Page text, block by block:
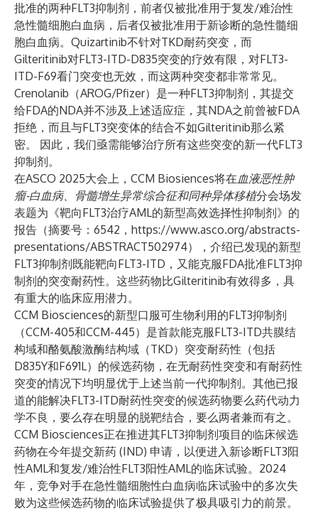
批准的两种FLT3抑制剂，前者仅被批准用于复发/难治性
急性髓细胞白血病，后者仅被批准用于新诊断的急性髓细
胞白血病。Quizartinib不针对TKD耐药突变，而
Gilteritinib对FLT3-ITD-D835突变的疗效有限，对FLT3-
ITD-F69看门突变也无效，而这两种突变都非常常见。
Crenolanib（AROG/Pfizer）是一种FLT3抑制剂，其提交
给FDA的NDA并不涉及上述适应症，其NDA之前曾被FDA
拒绝，而且与FLT3突变体的结合不如Gilteritinib那么紧
密。 因此，我们亟需能够治疗所有这些突变的新一代FLT3
抑制剂。
在ASCO 2025大会上，CCM Biosiences将在血液恶性肿
瘤-白血病、骨髓增生异常综合征和同种异体移植分会场发
表题为《靶向FLT3治疗AML的新型高效选择性抑制剂》的
报告（摘要号：6542， https://www.asco.org/abstracts-
presentations/ABSTRACT502974），介绍已发现的新型
FLT3抑制剂既能靶向FLT3-ITD，又能克服FDA批准FLT3抑
制剂的突变耐药性。这些药物比Gilteritinib有效得多，具
有重大的临床应用潜力。
CCM Biosciences的新型口服可生物利用的FLT3抑制剂
（CCM-405和CCM-445）是首款能克服FLT3-ITD共膜结
构域和酪氨酸激酶结构域（TKD）突变耐药性（包括
D835Y和F691L）的候选药物，在无耐药性突变和有耐药性
突变的情况下均明显优于上述当前一代抑制剂。其他已报
道的能解决FLT3-ITD耐药性突变的候选药物要么药代动力
学不良，要么存在明显的脱靶结合，要么两者兼而有之。
CCM Biosciences正在推进其FLT3抑制剂项目的临床候选
药物在今年提交新药 (IND) 申请，以便进入新诊断FLT3阳
性AML和复发/难治性FLT3阳性AML的临床试验。2024
年，竞争对手在急性髓细胞性白血病临床试验中的多次失
败为这些候选药物的临床试验提供了极具吸引力的前景。